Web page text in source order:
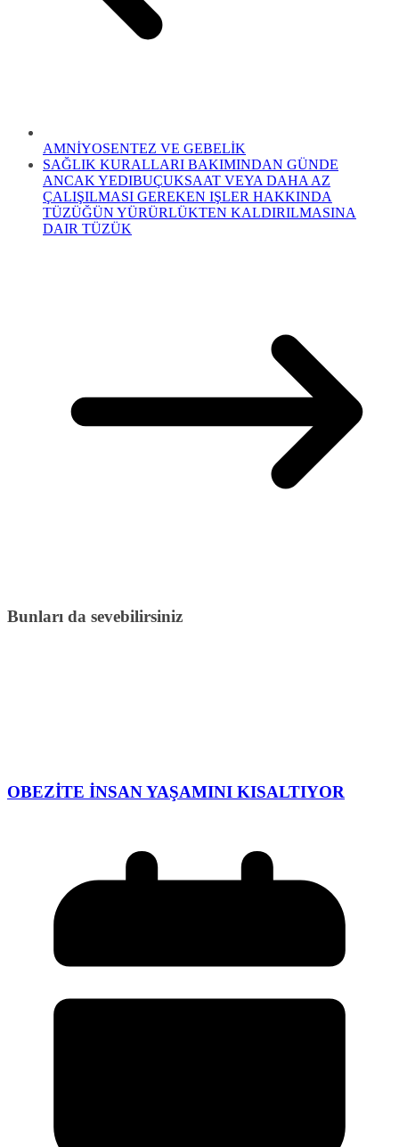
AMNİYOSENTEZ VE GEBELİK
SAĞLIK KURALLARI BAKIMINDAN GÜNDE
ANCAK YEDIBUÇUKSAAT VEYA DAHA AZ
ÇALIŞILMASI GEREKEN IŞLER HAKKINDA
TÜZÜĞÜN YÜRÜRLÜKTEN KALDIRILMASINA
DAIR TÜZÜK
Bunları da sevebilirsiniz
OBEZİTE İNSAN YAŞAMINI KISALTIYOR